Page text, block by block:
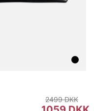
2499 DKK